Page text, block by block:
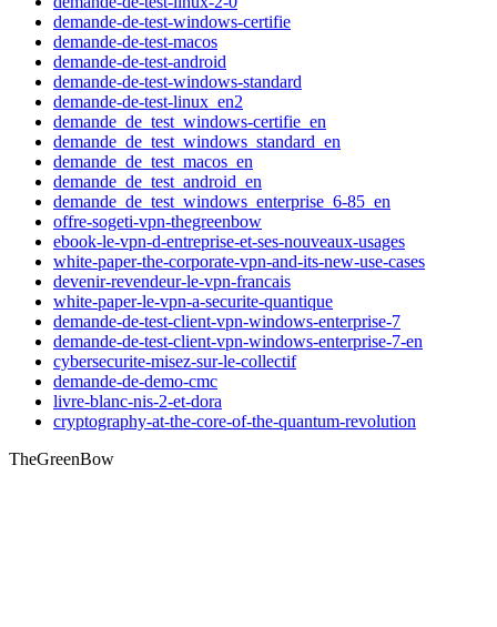
demande-de-test-windows-certifie
demande-de-test-macos
demande-de-test-android
demande-de-test-windows-standard
demande-de-test-linux_en2
demande_de_test_windows-certifie_en
demande_de_test_windows_standard_en
demande_de_test_macos_en
demande_de_test_android_en
demande_de_test_windows_enterprise_6-85_en
offre-sogeti-vpn-thegreenbow
ebook-le-vpn-d-entreprise-et-ses-nouveaux-usages
white-paper-the-corporate-vpn-and-its-new-use-cases
devenir-revendeur-le-vpn-francais
white-paper-le-vpn-a-securite-quantique
demande-de-test-client-vpn-windows-enterprise-7
demande-de-test-client-vpn-windows-enterprise-7-en
cybersecurite-misez-sur-le-collectif
demande-de-demo-cmc
livre-blanc-nis-2-et-dora
cryptography-at-the-core-of-the-quantum-revolution
TheGreenBow